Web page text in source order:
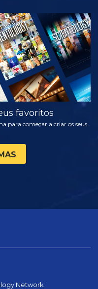
EXPLORAR A
SÉRIE
favoritos
para começar a criar os seus
Network